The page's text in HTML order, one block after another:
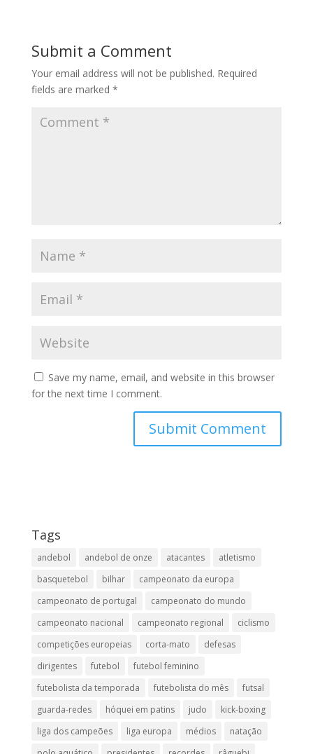
Submit a Comment
Your email address will not be published. Required
fields are marked *
Save my name, email, and website in this browser
for the next time I comment.
Tags
andebol andebol de onze atacantes
atletismo
basquetebol
bilhar
campeonato da europa
campeonato de portugal
campeonato do mundo
campeonato nacional
campeonato regional
ciclismo
competições europeias
corta-mato
defesas
dirigentes
futebol
futebol feminino
futebolista da temporada
futebolista do mês
futsal
guarda-redes
hóquei em patins judo
kick-boxing
liga dos campeões
liga europa médios
natação